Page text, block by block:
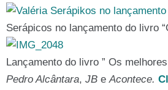
Serápicos no lançamento do livro
Lançamento do livro ” Os
Pedro Alcântara, JB eAcontece.